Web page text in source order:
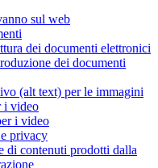
sul web
dei documenti elettronici
dei documenti
(alt text) per le immagini
i video
i video
privacy
di contenuti prodotti dalla